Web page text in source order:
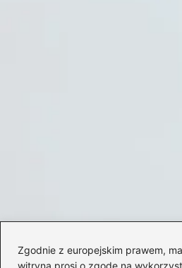
Zgodnie z europejskim prawem,
witryna prosi o zgodę na